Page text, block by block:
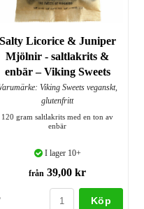
Salty Licorice & Juniper
Mjölnir - saltlakrits &
enbär – Viking Sweets
Viking Sweets veganskt,
glutenfritt
120 gram saltlakrits med en ton av
enbär
I lager 10+
från 39,00 kr
Köp